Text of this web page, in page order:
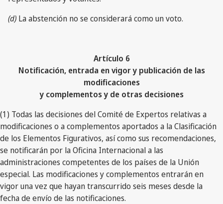
(d) La abstención no se considerará como un voto.
Artículo 6
Notificación, entrada en vigor y publicación de las
modificaciones
y complementos y de otras decisiones
(1) Todas las decisiones del Comité de Expertos relativas a
modificaciones o a complementos aportados a la Clasificación
de los Elementos Figurativos, así como sus recomendaciones,
se notificarán por la Oficina Internacional a las
administraciones competentes de los países de la Unión
especial. Las modificaciones y complementos entrarán en
vigor una vez que hayan transcurrido seis meses desde la
fecha de envío de las notificaciones.